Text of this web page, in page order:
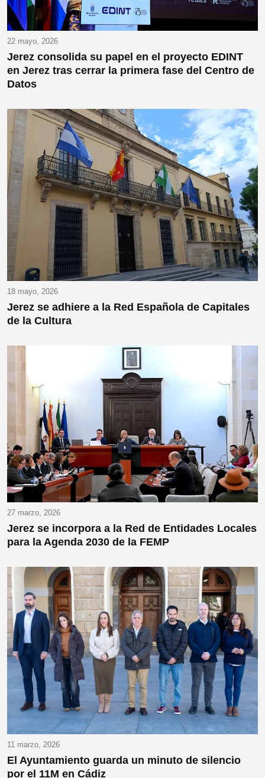
22 mayo, 2026
Jerez consolida su papel en el proyecto EDINT
en Jerez tras cerrar la primera fase del Centro de
Datos
18 mayo, 2026
Jerez se adhiere a la Red Española de Capitales
de la Cultura
27 marzo, 2026
Jerez se incorpora a la Red de Entidades Locales
para la Agenda 2030 de la FEMP
11 marzo, 2026
El Ayuntamiento guarda un minuto de silencio
por el 11M en Cádiz